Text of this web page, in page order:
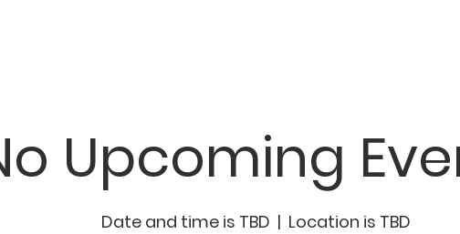
Upcoming
Date and time is TBD
  |
Location is TBD